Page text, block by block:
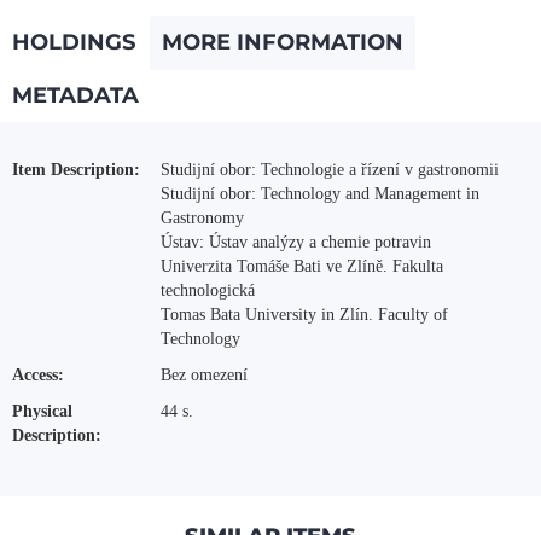
HOLDINGS
MORE INFORMATION
METADATA
More Information
Item Description:
Studijní obor: Technologie a řízení v gastronomii
Studijní obor: Technology and Management in
Gastronomy
Ústav: Ústav analýzy a chemie potravin
Univerzita Tomáše Bati ve Zlíně. Fakulta
technologická
Tomas Bata University in Zlín. Faculty of
Technology
Access:
Bez omezení
Physical
Description:
44 s.